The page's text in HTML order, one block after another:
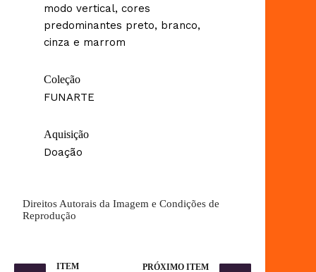
modo vertical, cores
predominantes preto, branco,
cinza e marrom
Coleção
FUNARTE
Aquisição
Doação
Direitos Autorais da Imagem e Condições de
Reprodução
ITEM PRÓXIMO ITEM